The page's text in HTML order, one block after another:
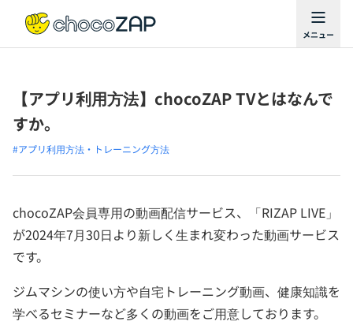
【アプリ利用方法】chocoZAP TVとはなんで
すか。
#アプリ利用方法・トレーニング方法
chocoZAP会員専用の動画配信サービス、「RIZAP LIVE」
が2024年7月30日より新しく生まれ変わった動画サービス
です。
ジムマシンの使い方や自宅トレーニング動画、健康知識を
学べるセミナーなど多くの動画をご用意しております。